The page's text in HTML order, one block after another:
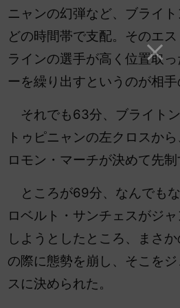
ニャンの幻弾など、ブライ
どの時間帯で支配。そのエ
ラインの選手が高く位置取
ーを繰り出すというのが相手
それでも63分、ブライト
トゥピニャンの左クロスか
ロモン・マーチが決めて先制
ところが69分、なんでも
ロベルト・サンチェスがジ
しようとしたところ、まさ
の際に態勢を崩し、そこを
スに決められた。